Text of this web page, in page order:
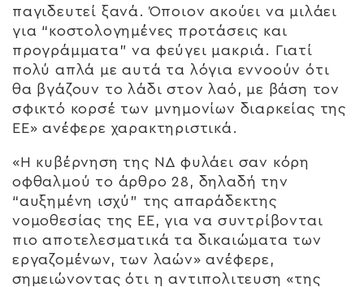
παγιδευτεί ξανά. Όποιον ακούει να μιλάει
για “κοστολογημένες προτάσεις και
προγράμματα” να φεύγει μακριά. Γιατί
πολύ απλά με αυτά τα λόγια εννοούν ότι
θα βγάζουν το λάδι στον λαό, με βάση τον
σφικτό κορσέ των μνημονίων διαρκείας της
ΕΕ» ανέφερε χαρακτηριστικά.
«Η κυβέρνηση της ΝΔ φυλάει σαν κόρη
οφθαλμού το άρθρο 28, δηλαδή την
“αυξημένη ισχύ” της απαράδεκτης
νομοθεσίας της ΕΕ, για να συντρίβονται
πιο αποτελεσματικά τα δικαιώματα των
εργαζομένων, των λαών» ανέφερε,
σημειώνοντας ότι η αντιπολιτευση «της